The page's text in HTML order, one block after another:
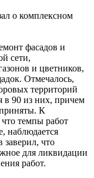
о комплексном
фасадов и
сети,
и цветников,
Отмечалось,
территорий
в 90 из них, причем
приняты. К
темпы работ
наблюдается
заверил, что
для ликвидации
работ.